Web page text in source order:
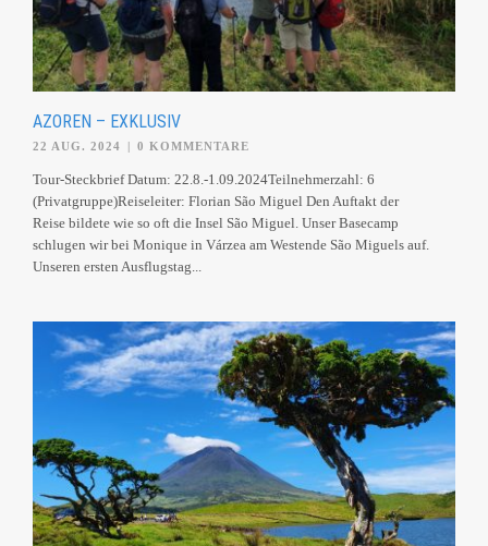
AZOREN – EXKLUSIV
22 AUG. 2024 | 0 KOMMENTARE
Tour-Steckbrief Datum: 22.8.-1.09.2024Teilnehmerzahl: 6
(Privatgruppe)Reiseleiter: Florian São Miguel Den Auftakt der
Reise bildete wie so oft die Insel São Miguel. Unser Basecamp
schlugen wir bei Monique in Várzea am Westende São Miguels auf.
Unseren ersten Ausflugstag...